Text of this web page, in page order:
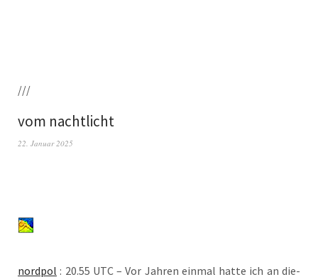
///
vom nachtlicht
22. Januar 2025
nord­pol : 20.55 UTC – Vor Jah­ren ein­mal hat­te ich an die­